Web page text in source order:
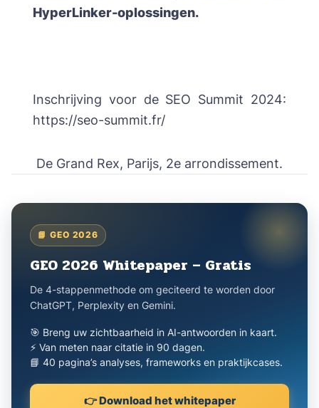
HyperLinker-oplossingen.
Inschrijving voor de SEO Summit 2024:
https://seo-summit.fr/
De Grand Rex, Parijs, 2e arrondissement.
📘 GEO 2026
GEO 2026 Whitepaper – Gratis
De 4-stappenmethode om geciteerd te worden door
ChatGPT, Perplexity en Gemini.
🎯 Breng uw zichtbaarheid in AI-antwoorden in kaart.
⚡ Van meten naar citatie in 90 dagen.
📘 40 pagina’s analyses, frameworks en praktijkcases.
👉 Download het whitepaper